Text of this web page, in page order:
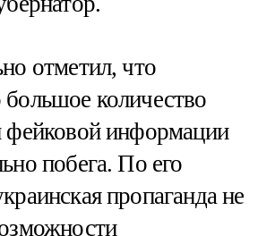
отметил, что
количество
фейковой информации
побега. По его
пропаганда не